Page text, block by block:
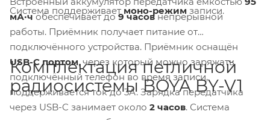
Система поддерживает моно-режим записи.
мА·чобеспечивает до9 часовнепрерывной
работы. Приёмник получает питание от
подключённого устройства. Приёмник оснащён
USB-C портом, через который можно заряжать
подключённый телефон во время записи,
поддерживается ток до 3А. Зарядка передатчика
через USB-C занимает около 2 часов. Система
Комплектация петличной
радиосистемы BOYA BY-V1